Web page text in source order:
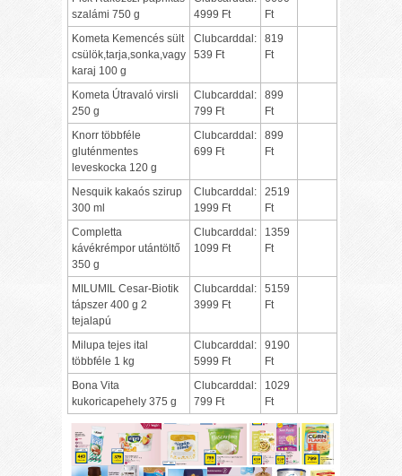
szalámi 750 g
4999 Ft
Ft
Kometa Kemencés sült
csülök,tarja,sonka,vagy
karaj 100 g
Clubcarddal:
539 Ft
819
Ft
Kometa Útravaló virsli
250 g
Clubcarddal:
799 Ft
899
Ft
Knorr többféle
gluténmentes
leveskocka 120 g
Clubcarddal:
699 Ft
899
Ft
Nesquik kakaós szirup
300 ml
Clubcarddal:
1999 Ft
2519
Ft
Completta
kávékrémpor utántöltő
350 g
Clubcarddal:
1099 Ft
1359
Ft
MILUMIL Cesar-Biotik
tápszer 400 g 2
tejalapú
Clubcarddal:
3999 Ft
5159
Ft
Milupa tejes ital
többféle 1 kg
Clubcarddal:
5999 Ft
9190
Ft
Bona Vita
kukoricapehely 375 g
Clubcarddal:
799 Ft
1029
Ft